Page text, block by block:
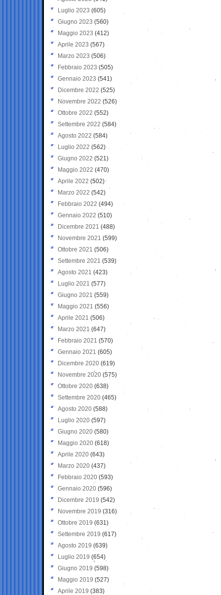
Luglio 2023 (605)
Giugno 2023 (560)
Maggio 2023 (412)
Aprile 2023 (567)
Marzo 2023 (506)
Febbraio 2023 (505)
Gennaio 2023 (541)
Dicembre 2022 (525)
Novembre 2022 (526)
Ottobre 2022 (552)
Settembre 2022 (584)
Agosto 2022 (584)
Luglio 2022 (562)
Giugno 2022 (521)
Maggio 2022 (470)
Aprile 2022 (502)
Marzo 2022 (542)
Febbraio 2022 (494)
Gennaio 2022 (510)
Dicembre 2021 (488)
Novembre 2021 (599)
Ottobre 2021 (506)
Settembre 2021 (539)
Agosto 2021 (423)
Luglio 2021 (577)
Giugno 2021(559)
Maggio 2021 (556)
Aprile 2021 (506)
Marzo 2021 (647)
Febbraio 2021 (570)
Gennaio 2021 (605)
Dicembre 2020 (619)
Novembre 2020 (575)
Ottobre 2020 (638)
Settembre 2020(465)
Agosto 2020 (588)
Luglio 2020 (597)
Giugno 2020 (580)
Maggio 2020 (618)
Aprile 2020 (643)
Marzo 2020 (437)
Febbraio 2020 (593)
Gennaio 2020 (596)
Dicembre 2019 (542)
Novembre 2019 (316)
Ottobre 2019 (631)
Settembre 2019 (617)
Agosto 2019 (639)
Luglio 2019 (654)
Giugno 2019 (598)
Maggio 2019 (527)
Aprile 2019 (383)